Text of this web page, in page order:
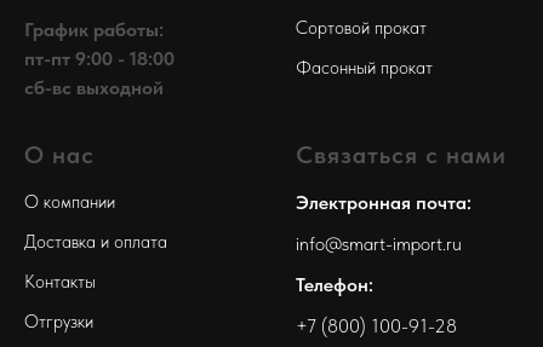
График работы:
пт-пт 9:00 - 18:00
сб-вс выходной
Сортовой прокат
Фасонный прокат
О нас
О компании
Доставка и оплата
Контакты
Отгрузки
Связаться с нами
Электронная почта:
info@smart-import.ru
Телефон:
+7 (800) 100-91-28